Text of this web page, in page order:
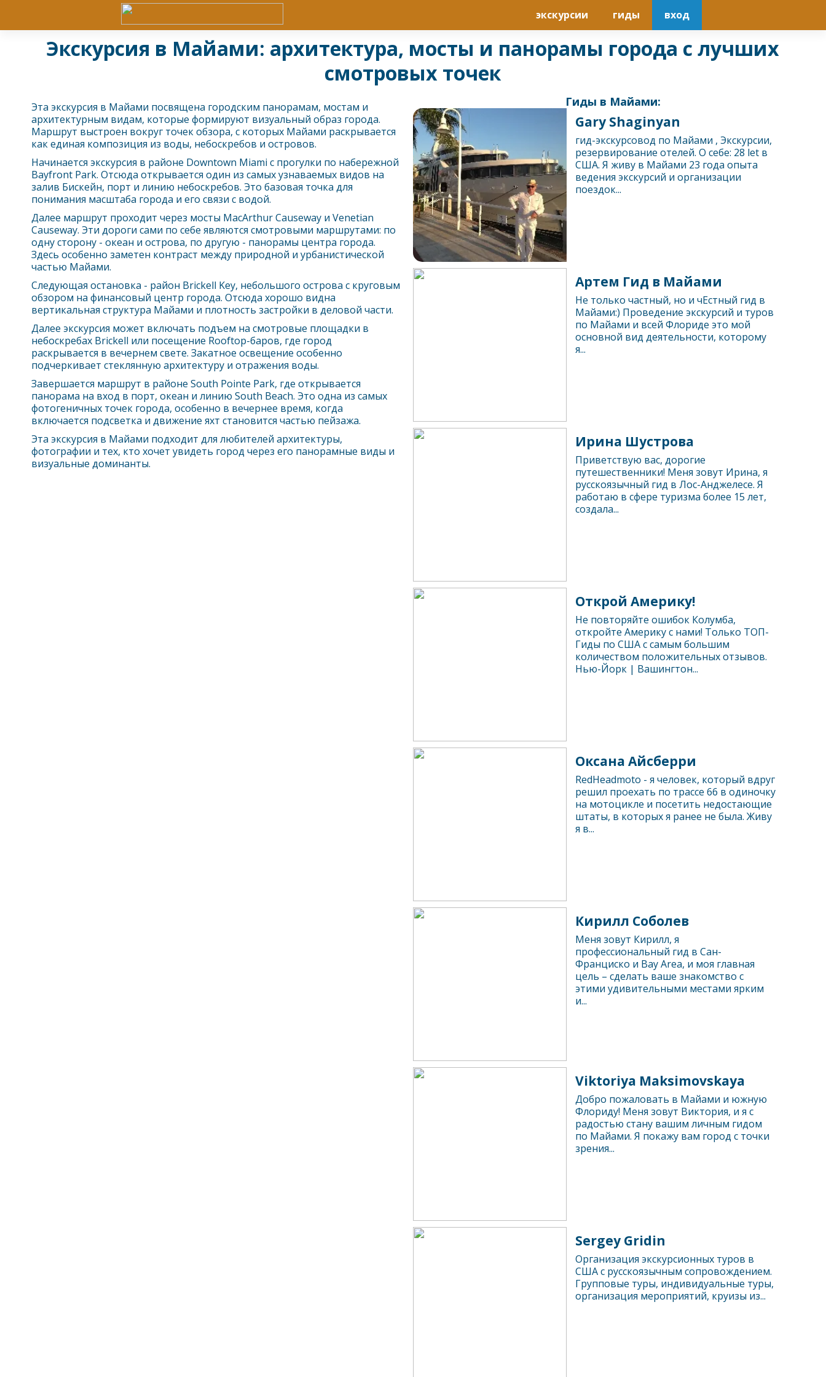
экскурсии гиды вход
Экскурсия в Майами: архитектура, мосты и панорамы города с лучших
смотровых точек
Эта экскурсия в Майами посвящена городским панорамам, мостам и
архитектурным видам, которые формируют визуальный образ города.
Маршрут выстроен вокруг точек обзора, с которых Майами раскрывается
как единая композиция из воды, небоскребов и островов.
Начинается экскурсия в районе Downtown Miami с прогулки по набережной
Bayfront Park. Отсюда открывается один из самых узнаваемых видов на
залив Бискейн, порт и линию небоскребов. Это базовая точка для
понимания масштаба города и его связи с водой.
Далее маршрут проходит через мосты MacArthur Causeway и Venetian
Causeway. Эти дороги сами по себе являются смотровыми маршрутами: по
одну сторону - океан и острова, по другую - панорамы центра города.
Здесь особенно заметен контраст между природной и урбанистической
частью Майами.
Следующая остановка - район Brickell Key, небольшого острова с круговым
обзором на финансовый центр города. Отсюда хорошо видна
вертикальная структура Майами и плотность застройки в деловой части.
Далее экскурсия может включать подъем на смотровые площадки в
небоскребах Brickell или посещение Rooftop-баров, где город
раскрывается в вечернем свете. Закатное освещение особенно
подчеркивает стеклянную архитектуру и отражения воды.
Завершается маршрут в районе South Pointe Park, где открывается
панорама на вход в порт, океан и линию South Beach. Это одна из самых
фотогеничных точек города, особенно в вечернее время, когда
включается подсветка и движение яхт становится частью пейзажа.
Эта экскурсия в Майами подходит для любителей архитектуры,
фотографии и тех, кто хочет увидеть город через его панорамные виды и
визуальные доминанты.
Гиды в Майами:
Gary Shaginyan
гид-экскурсовод по Майами , Экскурсии,
резервирование отелей. О себе: 28 let в
США. Я живу в Майами 23 года опыта
ведения экскурсий и организации
поездок...
Артем Гид в Майами
Не только частный, но и чЕстный гид в
Майами:) Проведение экскурсий и туров
по Майами и всей Флориде это мой
основной вид деятельности, которому
я...
Ирина Шустрова
Приветствую вас, дорогие
путешественники! Меня зовут Ирина, я
русскоязычный гид в Лос-Анджелесе. Я
работаю в сфере туризма более 15 лет,
создала...
Открой Америку!
Не повторяйте ошибок Колумба,
откройте Америку с нами! Только ТОП-
Гиды по США с самым большим
количеством положительных отзывов.
Нью-Йорк | Вашингтон...
Оксана Айсберри
RedHeadmoto - я человек, который вдруг
решил проехать по трассе 66 в одиночку
на мотоцикле и посетить недостающие
штаты, в которых я ранее не была. Живу
я в...
Кирилл Соболев
Меня зовут Кирилл, я
профессиональный гид в Сан-
Франциско и Bay Area, и моя главная
цель – сделать ваше знакомство с
этими удивительными местами ярким
и...
Viktoriya Maksimovskaya
Добро пожаловать в Майами и южную
Флориду! Меня зовут Виктория, и я с
радостью стану вашим личным гидом
по Майами. Я покажу вам город с точки
зрения...
Sergey Gridin
Организация экскурсионных туров в
США с русскоязычным сопровождением.
Групповые туры, индивидуальные туры,
организация мероприятий, круизы из...